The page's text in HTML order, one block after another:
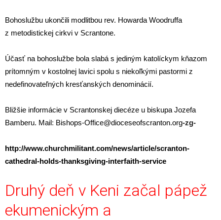
Bohoslužbu ukončili modlitbou rev. Howarda Woodruffa
z metodistickej cirkvi v Scrantone.
Účasť na bohoslužbe bola slabá s jediným katolíckym kňazom
prítomným v kostolnej lavici spolu s niekoľkými pastormi z
nedefinovateľných kresťanských denominácií.
Bližšie informácie v Scrantonskej diecéze u biskupa Jozefa
Bamberu. Mail: Bishops-Office@dioceseofscranton.org-zg-
http://www.churchmilitant.com/news/article/scranton-
cathedral-holds-thanksgiving-interfaith-service
Druhý deň v Keni začal pápež
ekumenickým a